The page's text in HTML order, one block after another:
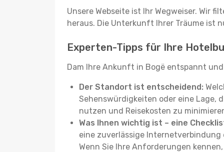
Unsere Webseite ist Ihr Wegweiser. Wir
heraus. Die Unterkunft Ihrer Träume ist
Experten-Tipps für Ihre
Dam Ihre Ankunft in Bogë entspannt
Der Standort ist entscheidend:
Sehenswürdigkeiten oder eine Lage,
nutzen und Reisekosten zu
Was Ihnen wichtig ist – eine
eine zuverlässige
Wenn Sie Ihre Anforderungen